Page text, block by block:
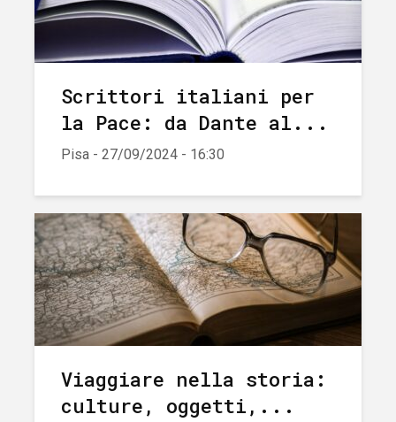
Scrittori italiani per
la Pace: da Dante al...
Pisa - 27/09/2024 - 16:30
Viaggiare nella storia:
culture, oggetti,...